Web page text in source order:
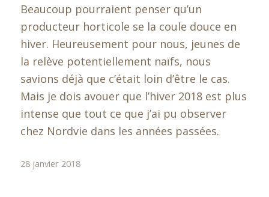
Beaucoup pourraient penser qu’un
producteur horticole se la coule douce en
hiver. Heureusement pour nous, jeunes de
la relève potentiellement naïfs, nous
savions déjà que c’était loin d’être le cas.
Mais je dois avouer que l’hiver 2018 est plus
intense que tout ce que j’ai pu observer
chez Nordvie dans les années passées.
28 janvier 2018